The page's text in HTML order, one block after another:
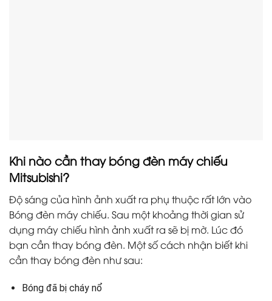
Khi nào cần thay bóng đèn máy chiếu
Mitsubishi?
Độ sáng của hình ảnh xuất ra phụ thuộc rất lớn vào
Bóng đèn máy chiếu. Sau một khoảng thời gian sử
dụng máy chiếu hình ảnh xuất ra sẽ bị mờ. Lúc đó
bạn cần thay bóng đèn. Một số cách nhận biết khi
cần thay bóng đèn như sau:
Bóng đã bị cháy nổ